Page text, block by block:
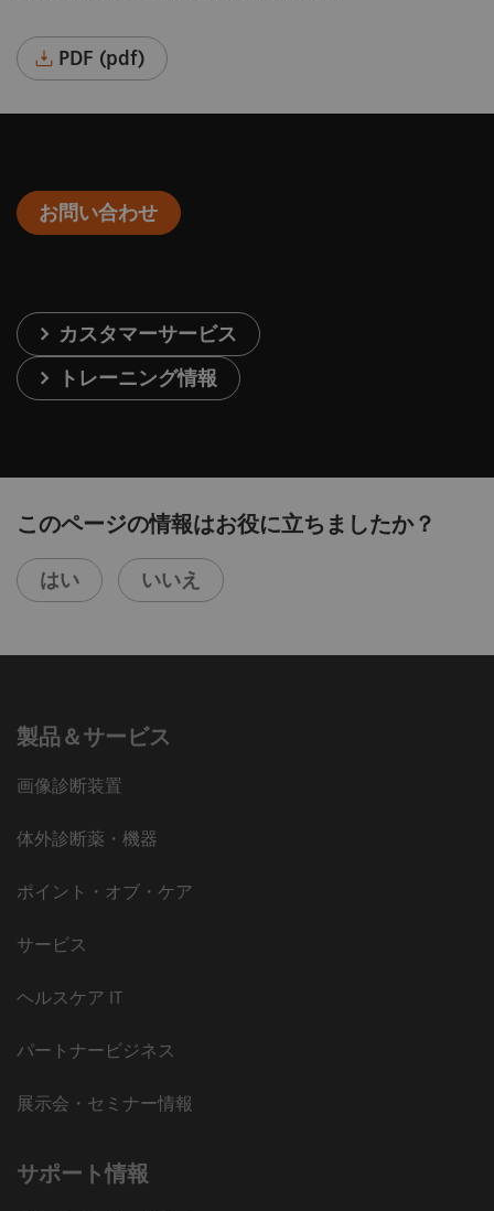
PDF (pdf)
お問い合わせ
カスタマーサービス
トレーニング情報
このページの情報はお役に立ちましたか？
はい いいえ
製品＆サービス
画像診断装置
体外診断薬・機器
ポイント・オブ・ケア
サービス
ヘルスケア IT
パートナービジネス
展示会・セミナー情報
サポート情報